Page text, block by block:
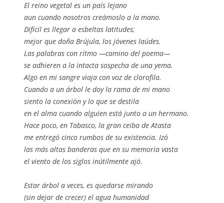
El reino vegetal es un país lejano
aun cuando nosotros creámoslo a la mano.
Difícil es llegar a esbeltas latitudes;
mejor que doña Brújula, los jóvenes laúdes.
Las palabras con ritmo —camino del poema—
se adhieren a la intacta sospecha de una yema.
Algo en mi sangre viaja con voz de clorofila.
Cuando a un árbol le doy la rama de mi mano
siento la conexión y lo que se destila
en el alma cuando alguien está junto a un hermano.
Hace poco, en Tabasco, la gran ceiba de Atasta
me entregó cinco rumbos de su existencia. Izó
las más altas banderas que en su memoria vasta
el viento de los siglos inútilmente ajó.
Estar árbol a veces, es quedarse mirando
(sin dejar de crecer) el agua humanidad